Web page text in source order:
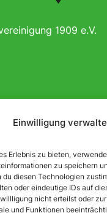
Einwilligung
Erlebnis zu bieten,
zu speichern
du diesen Technologien
oder eindeutige IDs auf
nicht erteilst oder
und Funktionen
1909 e.V.